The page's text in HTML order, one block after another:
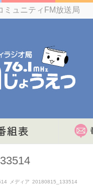
ミュニティFM放送局
メディア 20180815_133514